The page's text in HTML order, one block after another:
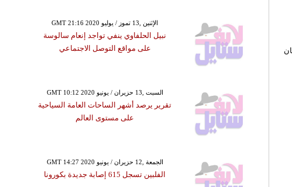
GMT 21:16 2020 الإثنين ,13 تموز / يوليو
نبيل الحلفاوي ينفي تواجد إنعام سالوسة
على مواقع التوصل الاجتماعي
GMT 10:12 2020 السبت ,13 حزيران / يونيو
تقرير يرصد أشهر الساحات العامة السياحية
على مستوى العالم
GMT 14:27 2020 الجمعة ,12 حزيران / يونيو
الفلبين تسجل 615 إصابة جديدة بكورونا